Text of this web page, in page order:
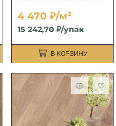
4 470 ₽/м²
15 242,70 ₽/упак
В КОРЗИНУ